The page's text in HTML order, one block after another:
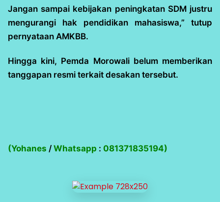
Jangan sampai kebijakan peningkatan SDM justru
mengurangi hak pendidikan mahasiswa,” tutup
pernyataan AMKBB.
Hingga kini, Pemda Morowali belum memberikan
tanggapan resmi terkait desakan tersebut.
(Yohanes / Whatsapp : 081371835194)